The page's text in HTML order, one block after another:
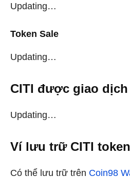
Updating…
Token Sale
Updating…
CITI được giao
Updating…
Ví lưu trữ CITI token
Có thể lưu trữ trên Coin98